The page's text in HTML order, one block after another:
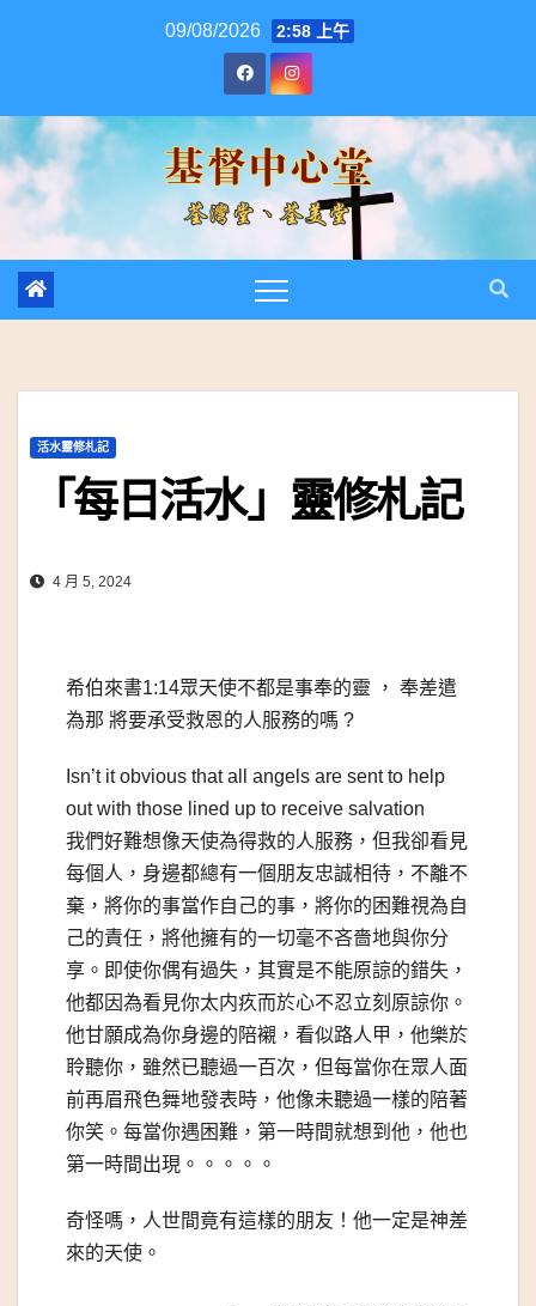
容
09/08/2026 2:58 上午
活水靈修札記
「每日活水」靈修札記
4 月 5, 2024
希伯來書1:14眾天使不都是事奉的靈 ， 奉差遣
為那 將要承受救恩的人服務的嗎 ?
Isn’t it obvious that all angels are sent to help
out with those lined up to receive sal­vation
我們好難想像天使為得救的人服務，但我卻看見
每個人，身邊都總有一個朋友忠誠相待，不離不
棄，將你的事當作自己的事，將你的困難視為自
己的責任，將他擁有的一切毫不吝嗇地與你分
享。即使你偶有過失，其實是不能原諒的錯失，
他都因為看見你太内疚而於心不忍立刻原諒你。
他甘願成為你身邊的陪襯，看似路人甲，他樂於
聆聽你，雖然已聽過一百次，但每當你在眾人面
前再眉飛色舞地發表時，他像未聽過一樣的陪著
你笑。每當你遇困難，第一時間就想到他，他也
第一時間出現。。。。。
奇怪嗎，人世間竟有這樣的朋友！他一定是神差
來的天使。